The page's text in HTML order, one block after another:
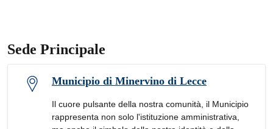
Sede Principale
Municipio di Minervino di Lecce
Il cuore pulsante della nostra comunità, il Municipio
rappresenta non solo l'istituzione amministrativa,